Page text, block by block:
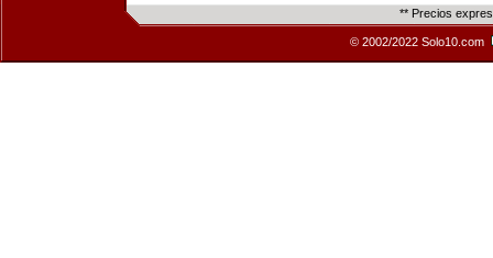
** Precios
© 2002/2022 Solo10.com